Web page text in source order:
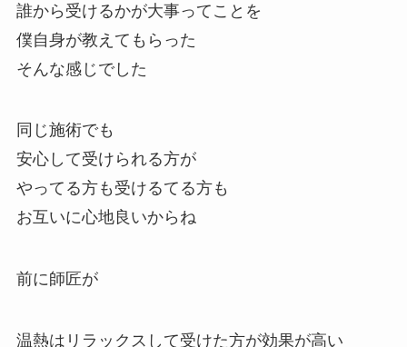
誰から受けるかが大事ってことを
僕自身が教えてもらった
そんな感じでした
同じ施術でも
安心して受けられる方が
やってる方も受けるてる方も
お互いに心地良いからね
前に師匠が
温熱はリラックスして受けた方が効果が高い